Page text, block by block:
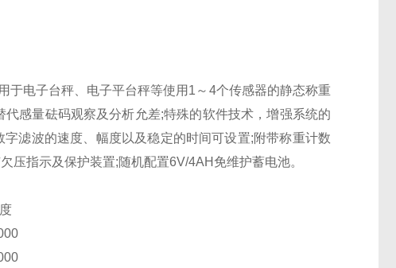
电子台秤、电子平台秤等使用1～4个传感器的静态称重
感量砝码观察及分析允差;特殊的软件技术，增强系统的
滤波的速度、幅度以及稳定的时间可设置;附带称重计数
压指示及保护装置;随机配置6V/4AH免维护蓄电池。